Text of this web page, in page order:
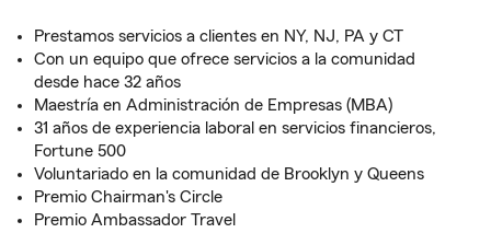
Prestamos servicios a clientes en NY, NJ, PA y CT
Con un equipo que ofrece servicios a la comunidad
desde hace 32 años
Maestría en Administración de Empresas (MBA)
31 años de experiencia laboral en servicios financieros,
Fortune 500
Voluntariado en la comunidad de Brooklyn y Queens
Premio Chairman's Circle
Premio Ambassador Travel